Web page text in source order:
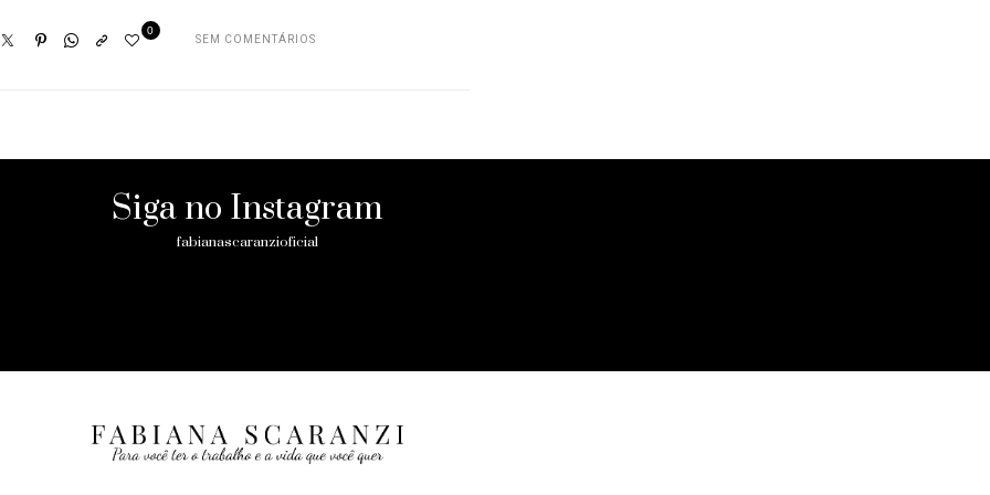
0
SEM COMENTÁRIOS
Siga no Instagram
fabianascaranzioficial